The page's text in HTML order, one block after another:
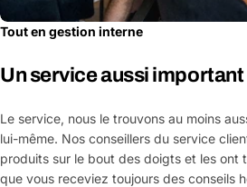
Tout en gestion interne
Un service aussi
Le service, nous le trouvons au moins
lui-même. Nos conseillers du service
produits sur le bout des doigts et les ont
que vous receviez toujours des conseils